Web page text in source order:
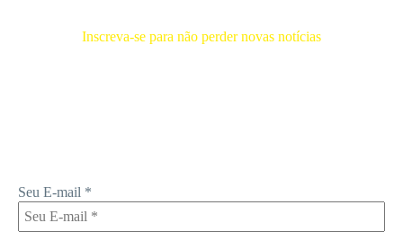
Inscreva-se para não perder novas notícias
Seu E-mail *